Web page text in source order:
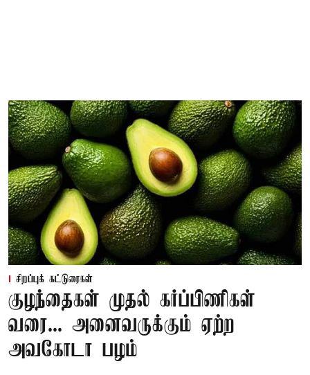
சிறப்புக் கட்டுரைகள்
குழந்தைகள் முதல் கர்ப்பிணிகள்
வரை... அனைவருக்கும் ஏற்ற
அவகோடா பழம்